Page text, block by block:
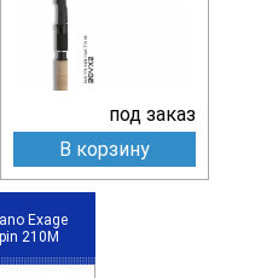
под заказ
В корзину
Exage
210M